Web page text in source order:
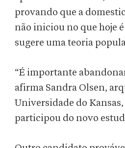
provando que a
não iniciou no que hoje
sugere uma teoria
“É importante
afirma Sandra Olsen,
Universidade do
participou do novo